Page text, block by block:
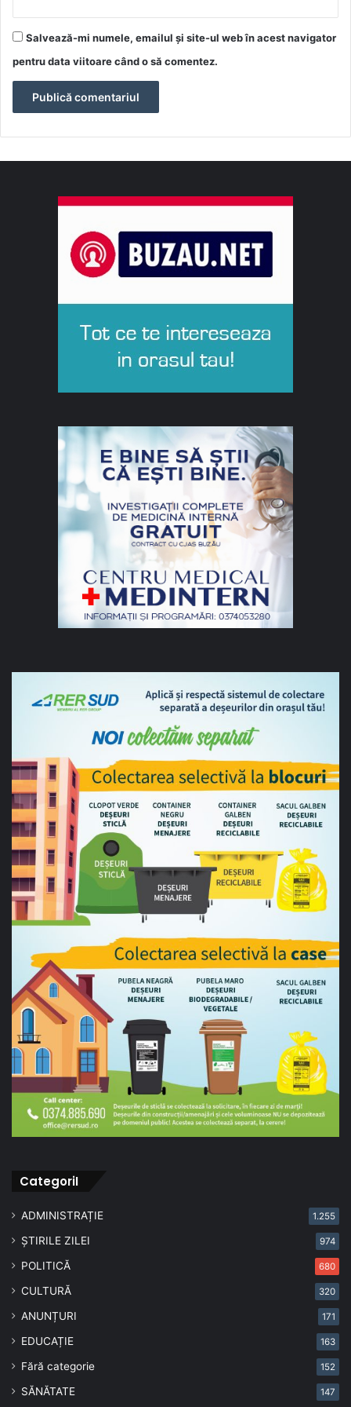
Salvează-mi numele, emailul și site-ul web în acest navigator
pentru data viitoare când o să comentez.
CategoriI
ADMINISTRAȚIE 1.255
ȘTIRILE ZILEI 974
POLITICĂ 680
CULTURĂ 320
ANUNȚURI 171
EDUCAȚIE 163
Fără categorie 152
SĂNĂTATE 147